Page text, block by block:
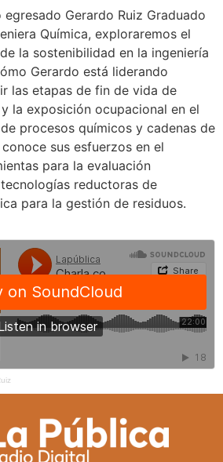
Gerardo Ruiz Graduado
Química, exploraremos el
la sostenibilidad en la ingeniería
Gerardo está liderando
las etapas de fin de vida de
la exposición ocupacional en el
procesos químicos y cadenas de
sus esfuerzos en el
para la evaluación
reductoras de
para la gestión de residuos.